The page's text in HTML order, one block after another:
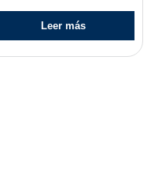
Leer más